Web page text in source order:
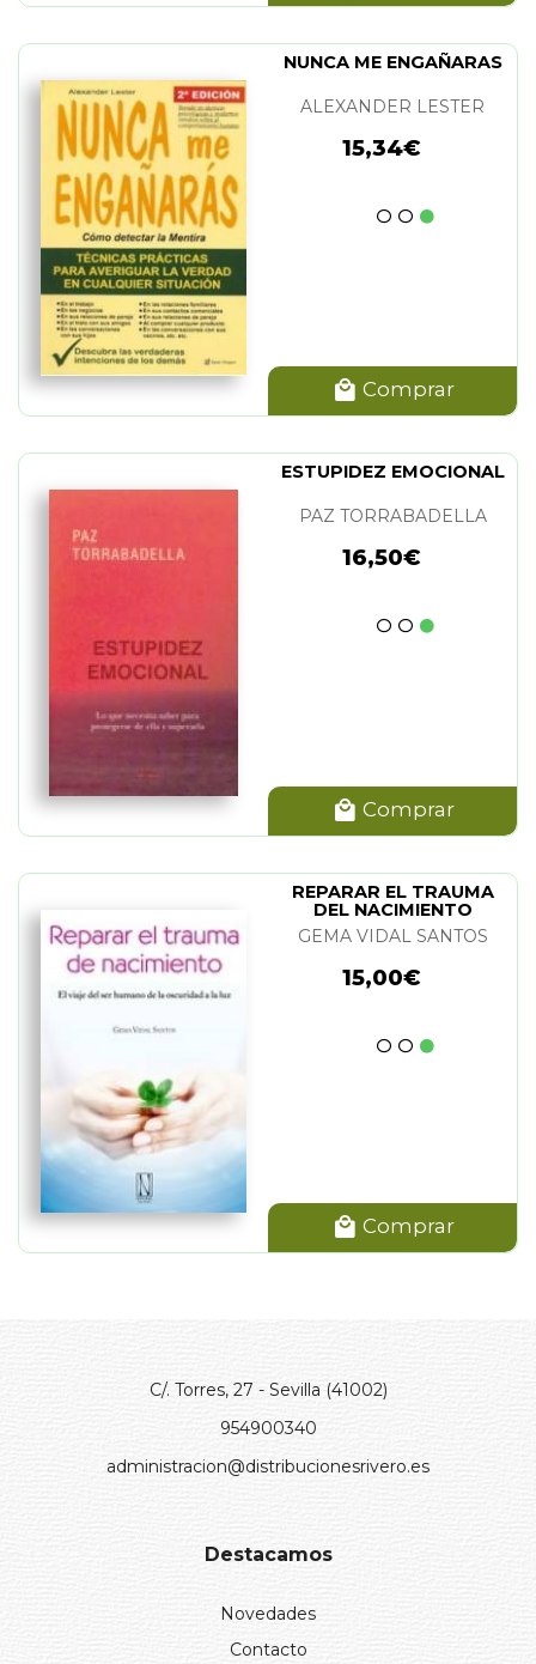
NUNCA ME ENGAÑARAS
ALEXANDER LESTER
15,34€
Comprar
ESTUPIDEZ EMOCIONAL
PAZ TORRABADELLA
16,50€
Comprar
REPARAR EL TRAUMA
DEL NACIMIENTO
GEMA VIDAL SANTOS
15,00€
Comprar
C/. Torres, 27 - Sevilla (41002)
954900340
administracion@distribucionesrivero.es
Destacamos
Novedades
Contacto